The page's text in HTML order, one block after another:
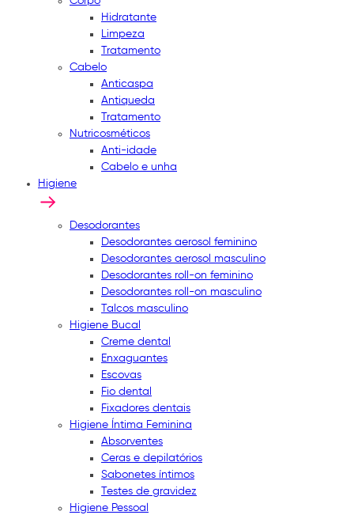
Hidratante
Limpeza
Tratamento
Cabelo
Anticaspa
Antiqueda
Tratamento
Nutricosméticos
Anti-idade
Cabelo e unha
Higiene
Desodorantes
Desodorantes aerosol feminino
Desodorantes aerosol masculino
Desodorantes roll-on feminino
Desodorantes roll-on masculino
Talcos masculino
Higiene Bucal
Creme dental
Enxaguantes
Escovas
Fio dental
Fixadores dentais
Higiene Íntima Feminina
Absorventes
Ceras e depilatórios
Sabonetes íntimos
Testes de gravidez
Higiene Pessoal